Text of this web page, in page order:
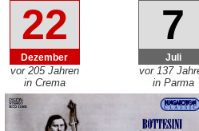
22
Dezember
vor 205 Jahren
in Crema
7
Juli
vor 137
in Parma